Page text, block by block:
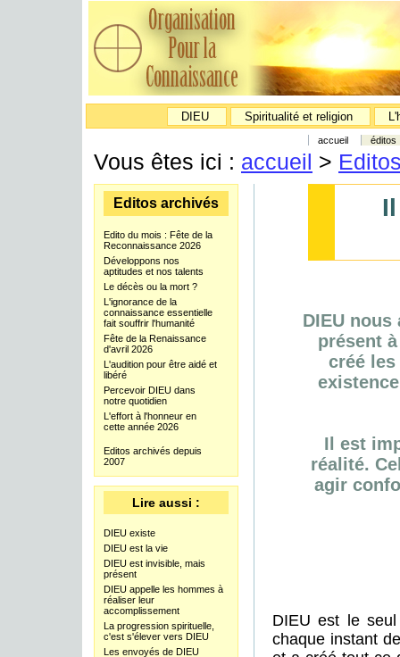
DIEU Spiritualité et religion
accueil éditos
Vous êtes ici : accueil >
DIEU
présent
créé
Il est
réalité.
agir
DIEU est le
chaque instant
Editos archivés
Edito du mois : Fête de la
Reconnaissance 2026
Développons nos
aptitudes et nos talents
Le décès ou la mort ?
L'ignorance de la
connaissance essentielle
fait souffrir l'humanité
Fête de la Renaissance
d'avril 2026
L'audition pour être aidé et
libéré
Percevoir DIEU dans
notre quotidien
L'effort à l'honneur en
cette année 2026
Editos archivés depuis
2007
Lire aussi :
DIEU existe
DIEU est la vie
DIEU est invisible, mais
présent
DIEU appelle les hommes à
réaliser leur
accomplissement
La progression spirituelle,
c'est s'élever vers DIEU
Les envoyés de DIEU